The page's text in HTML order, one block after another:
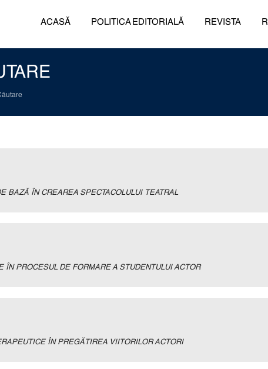
ACASĂ POLITICA EDITORIALĂ REVISTA
BAZĂ ÎN CREAREA SPECTACOLULUI TEATRAL
ÎN PROCESUL DE FORMARE A STUDENTULUI ACTOR
ÎN PREGĂTIREA VIITORILOR ACTORI